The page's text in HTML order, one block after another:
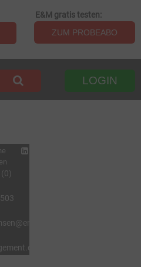
E&M gratis testen:
ZUM PROBEABO
LOGIN